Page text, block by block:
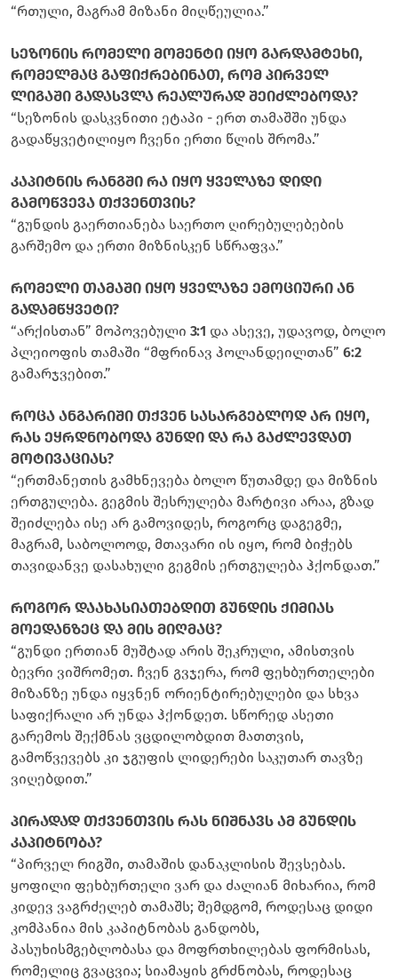
“რთული, მაგრამ მიზანი მიღწეულია.”
სეზონის რომელი მომენტი იყო გარდამტეხი,
რომელმაც გაფიქრებინათ, რომ პირველ
ლიგაში გადასვლა რეალურად შეიძლებოდა?
“სეზონის დასკვნითი ეტაპი - ერთ თამაშში უნდა
გადაწყვეტილიყო ჩვენი ერთი წლის შრომა.”
კაპიტნის რანგში რა იყო ყველაზე დიდი
გამოწვევა თქვენთვის?
“გუნდის გაერთიანება საერთო ღირებულებების
გარშემო და ერთი მიზნისკენ სწრაფვა.”
რომელი თამაში იყო ყველაზე ემოციური ან
გადამწყვეტი?
“არქისთან” მოპოვებული 3:1 და ასევე, უდავოდ, ბოლო
პლეიოფის თამაში “მფრინავ ჰოლანდეილთან” 6:2
გამარჯვებით.”
როცა ანგარიში თქვენ სასარგებლოდ არ იყო,
რას ეყრდნობოდა გუნდი და რა გაძლევდათ
მოტივაციას?
“ერთმანეთის გამხნევება ბოლო წუთამდე და მიზნის
ერთგულება. გეგმის შესრულება მარტივი არაა, გზად
შეიძლება ისე არ გამოვიდეს, როგორც დაგეგმე,
მაგრამ, საბოლოოდ, მთავარი ის იყო, რომ ბიჭებს
თავიდანვე დასახული გეგმის ერთგულება ჰქონდათ.”
როგორ დაახასიათებდით გუნდის ქიმიას
მოედანზეც და მის მიღმაც?
“გუნდი ერთიან მუშტად არის შეკრული, ამისთვის
ბევრი ვიშრომეთ. ჩვენ გვჯერა, რომ ფეხბურთელები
მიზანზე უნდა იყვნენ ორიენტირებულები და სხვა
საფიქრალი არ უნდა ჰქონდეთ. სწორედ ასეთი
გარემოს შექმნას ვცდილობდით მათთვის,
გამოწვევებს კი ჯგუფის ლიდერები საკუთარ თავზე
ვიღებდით.”
პირადად თქვენთვის რას ნიშნავს ამ გუნდის
კაპიტნობა?
“პირველ რიგში, თამაშის დანაკლისის შევსებას.
ყოფილი ფეხბურთელი ვარ და ძალიან მიხარია, რომ
კიდევ ვაგრძელებ თამაშს; შემდგომ, როდესაც დიდი
კომპანია მის კაპიტნობას განდობს,
პასუხისმგებლობასა და მოფრთხილებას ფორმისას,
რომელიც გვაცვია; სიამაყის გრძნობას, როდესაც